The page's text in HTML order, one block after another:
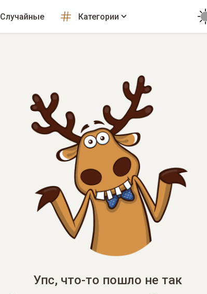
Случайные Категории
Упс, что-то пошло не так